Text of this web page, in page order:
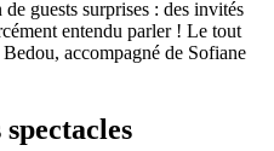
guests surprises : des invités
entendu parler ! Le tout
accompagné de Sofiane